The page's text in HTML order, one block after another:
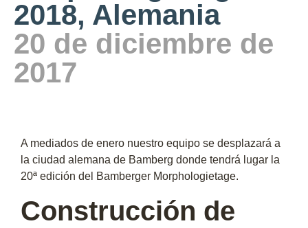
2018, Alemania
20 de diciembre de
2017
A mediados de enero nuestro equipo se desplazará a
la ciudad alemana de Bamberg donde tendrá lugar la
20ª edición del Bamberger Morphologietage.
Construcción de